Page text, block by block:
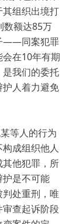
组织出境打
数额达85万
——同案犯罪
在10年有期
我们的委托
人着力避免
等人的行为
成组织他人
他犯罪，所
是不可能
处重刑，唯
查起诉阶段